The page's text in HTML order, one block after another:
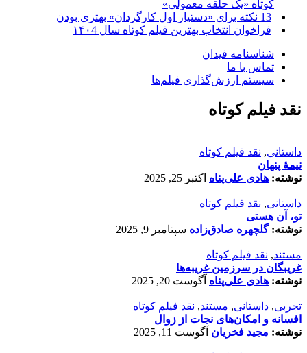
کوتاه «یک حلقه معمولی»
13 نکته برای «دستیار اول کارگردان» بهتری بودن
فراخوان انتخاب بهترین فیلم کوتاه سال ۱۴۰4
شناسنامه فیدان
تماس با ما
سیستم ارزش‌گذاری فیلم‌ها
نقد فیلم کوتاه
داستانی, نقد فیلم کوتاه
نیمۀ پنهان
نوشته: هادی علی‌پناه اکتبر 25, 2025
داستانی, نقد فیلم کوتاه
تو، آن هستی
نوشته:گلچهره صادق‌زاده سپتامبر 9, 2025
مستند, نقد فیلم کوتاه
غریبگان در سرزمین غریبه‌ها
نوشته: هادی علی‌پناه آگوست 20, 2025
تجربی, داستانی, مستند, نقد فیلم کوتاه
افسانه‌ و امکان‌های نجات از زوال
نوشته: مجید فخریان آگوست 11, 2025